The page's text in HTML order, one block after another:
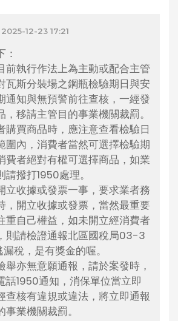
2025-12-23 17:21
前執行作法上為主動或配合主管
瓦斯分裝場之鋼瓶檢驗期日與安
通知與無預警前往查核，一經發
移請主管目的事業機關裁罰。
購買商品時，應注意查看檢驗日
圍內，消費者當然可選擇檢驗期
費者絕對有權可選擇商品，如業
撥打1950處理。
立收據或發票一事，要求業者務
，開立收據或發票，當然最重要
重自己權益，如未開立經消費者
則請檢證通報北區國稅局03-3
稅，是有獎金的喔。
舉亦無意願通報，請於案發時，
話1950通知，消保單位當立即
查核有違規或違法，將立即通報
業機關裁罰。